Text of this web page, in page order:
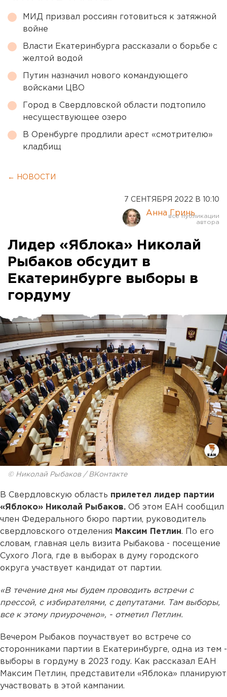
МИД призвал россиян готовиться к затяжной
войне
Власти Екатеринбурга рассказали о борьбе с
желтой водой
Путин назначил нового командующего
войсками ЦВО
Город в Свердловской области подтопило
несуществующее озеро
В Оренбурге продлили арест «смотрителю»
кладбищ
← НОВОСТИ
7 СЕНТЯБРЯ 2022 В 10:10
Анна Гринь
Лидер «Яблока» Николай
Рыбаков обсудит в
Екатеринбурге выборы в
гордуму
© Николай Рыбаков / ВКонтакте
В Свердловскую область прилетел лидер партии
«Яблоко» Николай Рыбаков. Об этом ЕАН сообщил
член Федерального бюро партии, руководитель
свердловского отделения Максим Петлин. По его
словам, главная цель визита Рыбакова - посещение
Сухого Лога, где в выборах в думу городского
округа участвует кандидат от партии.
«В течение дня мы будем проводить встречи с
прессой, с избирателями, с депутатами. Там выборы,
все к этому приурочено», - отметил Петлин.
Вечером Рыбаков поучаствует во встрече со
сторонниками партии в Екатеринбурге, одна из тем -
выборы в гордуму в 2023 году. Как рассказал ЕАН
Максим Петлин, представители «Яблока» планируют
участвовать в этой кампании.